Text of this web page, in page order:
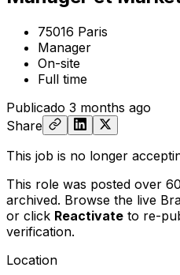
75016 Paris
Manager
On-site
Full time
Publicado 3 months ago
Share
This job is no longer
This role was posted over
archived. Browse the live
or click Reactivate to re-
verification.
Location